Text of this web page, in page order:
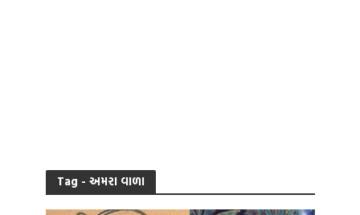
Tag - અમરા વાળા